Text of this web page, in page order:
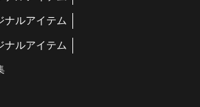
ナルアイテム
ナルアイテム